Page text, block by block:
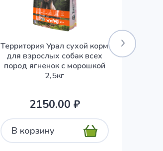
Территория Урал сухой корм
для взрослых собак всех
пород ягненок с морошкой
2,5кг
2150.00 ₽
В корзину